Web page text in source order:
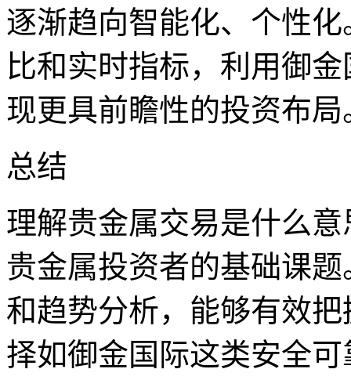
逐渐趋向智能化、个性
比和实时指标，利用御
现更具前瞻性的投资布局
总结
理解贵金属交易是什么
贵金属投资者的基础课
和趋势分析，能够有效
择如御金国际这类安全